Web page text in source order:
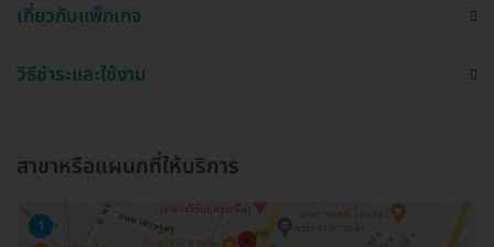
เกี่ยวกับแพ็กเกจ
วิธีชำระและใช้งาน
สาขาหรือแผนกที่ให้บริการ
1